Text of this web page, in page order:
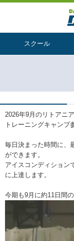
スクール
2026年9月のリトアニ
トレーニングキャンプ
毎日決まった時間に、
ができます。
アイスコンディション
に上達します。
今期も9月に約11日間